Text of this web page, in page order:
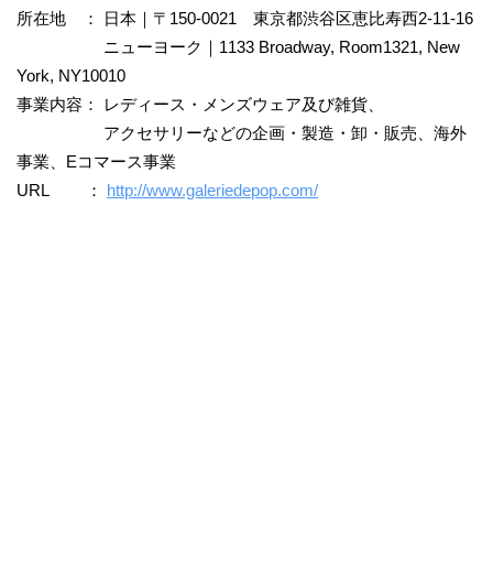
所在地 ： 日本｜〒150-0021 東京都渋谷区恵比寿西2-11-16
ニューヨーク｜1133 Broadway, Room1321, New
York, NY10010
事業内容： レディース・メンズウェア及び雑貨、
アクセサリーなどの企画・製造・卸・販売、海外
事業、Eコマース事業
URL ： http://www.galeriedepop.com/